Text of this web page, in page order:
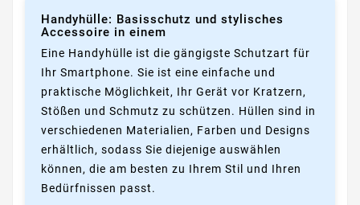
Handyhülle: Basisschutz und stylisches
Accessoire in einem
Eine Handyhülle ist die gängigste Schutzart für
Ihr Smartphone. Sie ist eine einfache und
praktische Möglichkeit, Ihr Gerät vor Kratzern,
Stößen und Schmutz zu schützen. Hüllen sind in
verschiedenen Materialien, Farben und Designs
erhältlich, sodass Sie diejenige auswählen
können, die am besten zu Ihrem Stil und Ihren
Bedürfnissen passt.